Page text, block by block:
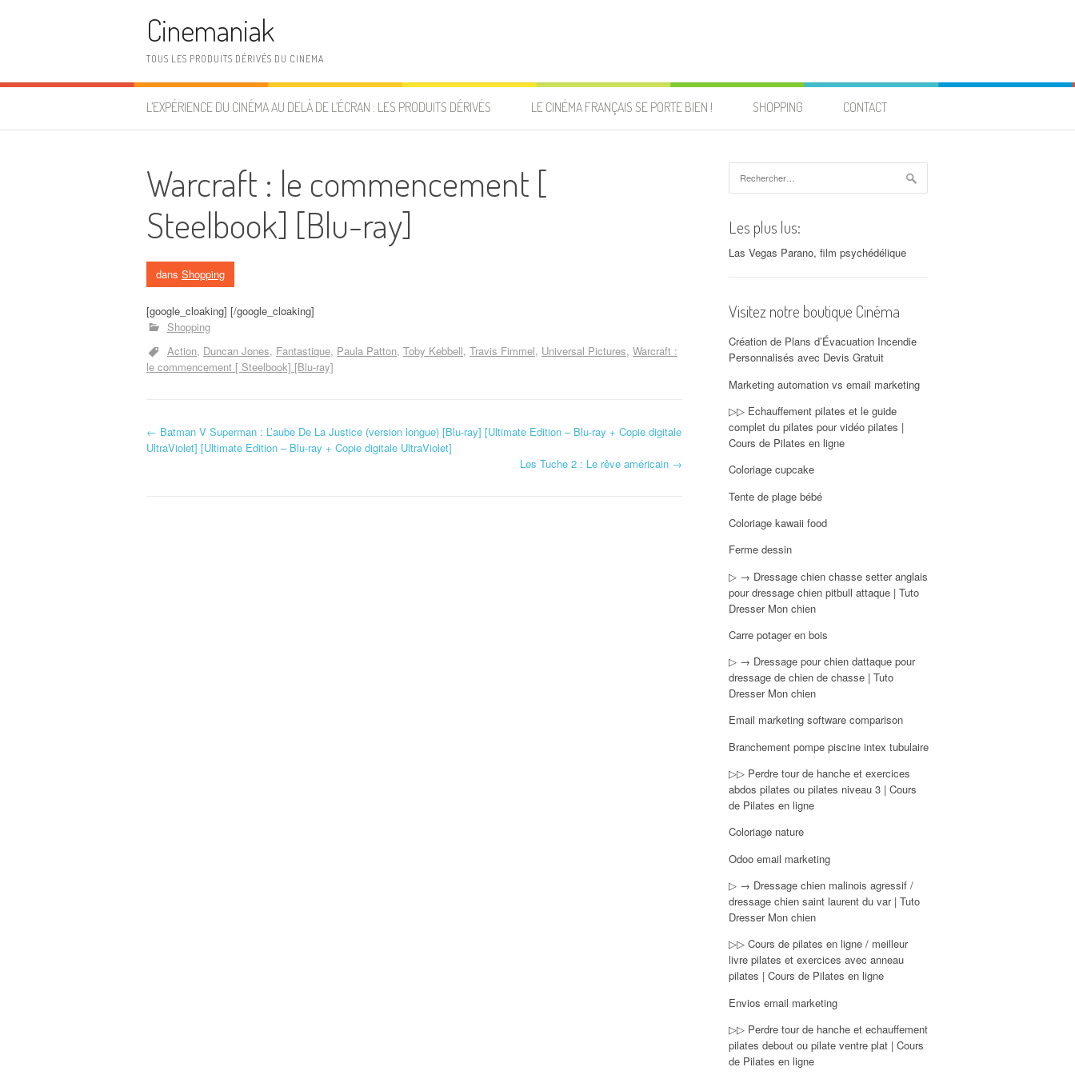
Cinemaniak
TOUS LES PRODUITS DÉRIVÉS DU CINEMA
L’EXPÉRIENCE DU CINÉMA AU DELÀ DE L’ÉCRAN : LES PRODUITS DÉRIVÉS LE CINÉMA FRANÇAIS SE PORTE BIEN ! SHOPPING CONTACT
Warcraft : le commencement [
Steelbook] [Blu-ray]
dans Shopping
[google_cloaking] [/google_cloaking]
Shopping
Action Duncan Jones Fantastique Paula Patton Toby Kebbell Travis Fimmel Universal Pictures Warcraft :
le commencement [ Steelbook] [Blu-ray]
Navigation d'article
← Batman V Superman : L’aube De La Justice (version longue) [Blu-ray] [Ultimate Edition – Blu-ray + Copie digitale
UltraViolet] [Ultimate Edition – Blu-ray + Copie digitale UltraViolet]
Les Tuche 2 : Le rêve américain →
Les plus lus:
Las Vegas Parano, film psychédélique
Visitez notre boutique Cinéma
Création de Plans d’Évacuation Incendie
Personnalisés avec Devis Gratuit
Marketing automation vs email marketing
▷▷ Echauffement pilates et le guide
complet du pilates pour vidéo pilates |
Cours de Pilates en ligne
Coloriage cupcake
Tente de plage bébé
Coloriage kawaii food
Ferme dessin
▷ → Dressage chien chasse setter anglais
pour dressage chien pitbull attaque | Tuto
Dresser Mon chien
Carre potager en bois
▷ → Dressage pour chien dattaque pour
dressage de chien de chasse | Tuto
Dresser Mon chien
Email marketing software comparison
Branchement pompe piscine intex tubulaire
▷▷ Perdre tour de hanche et exercices
abdos pilates ou pilates niveau 3 | Cours
de Pilates en ligne
Coloriage nature
Odoo email marketing
▷ → Dressage chien malinois agressif /
dressage chien saint laurent du var | Tuto
Dresser Mon chien
▷▷ Cours de pilates en ligne / meilleur
livre pilates et exercices avec anneau
pilates | Cours de Pilates en ligne
Envios email marketing
▷▷ Perdre tour de hanche et echauffement
pilates debout ou pilate ventre plat | Cours
de Pilates en ligne